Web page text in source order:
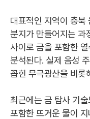
대표적인 지역이 충북
분지가 만들어지는 과
사이로 금을 포함한
분석된다. 실제 음성
꼽힌 무극광산을 비롯
최근에는 금 탐사 기
포함한 뜨거운 물이